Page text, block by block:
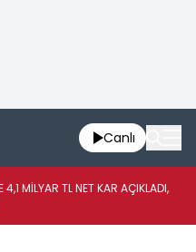
Canlı
4,1 MİLYAR TL NET KAR AÇIKLADI,